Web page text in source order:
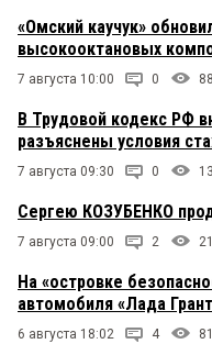
«Омский каучук»
высокооктановых
7 августа 10:00 0 88
В Трудовой кодекс РФ
разъяснены условия
7 августа 09:30 0
Сергею КОЗУБЕНКО
7 августа 09:00 2
На «островке
автомобиля «Лада
6 августа 18:02 4